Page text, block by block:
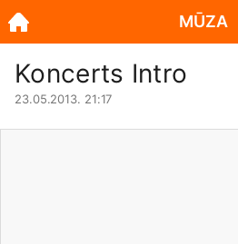
Koncerts Intro
23.05.2013. 21:17
MŪZA